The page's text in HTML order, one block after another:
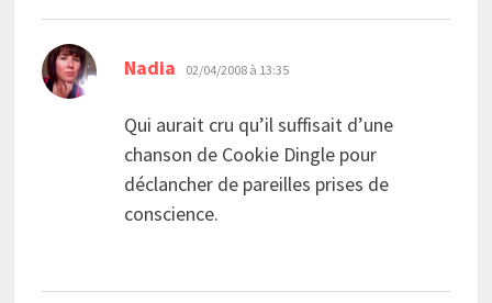
Nadia dit :
02/04/2008 à 13:35
Qui aurait cru qu’il suffisait d’une
chanson de Cookie Dingle pour
déclancher de pareilles prises de
conscience.